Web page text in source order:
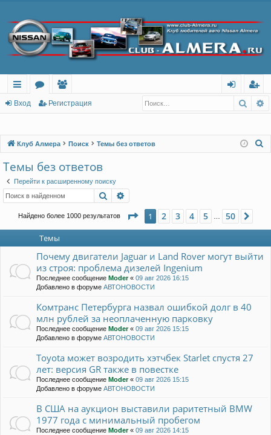
с
лк
о
м
ол
ов
ел
и
ег
тр
Вход Регистрация
Клуб Алмера Поиск Темы без ответов
Темы без ответов
Перейти к расширенному поиску
Поиск
Найдено более 1000 результатов Страница из 50
1 2 3 4 5 50
Темы
Почему двигатели Jaguar и Land Rover могут выйти
из строя: проблема дизелей Ingenium
Последнее сообщение Moder« 09 авг 2026 16:15
Добавлено в форуме АВТОНОВОСТИ
Комтранс Петербурга назвал ошибкой долг в 40
млн рублей за неоплаченную парковку
Последнее сообщение Moder« 09 авг 2026 15:15
Добавлено в форуме АВТОНОВОСТИ
Toyota может возродить хэтчбек Starlet спустя 27
лет: версия GR также в повестке
Последнее сообщение Moder« 09 авг 2026 15:15
Добавлено в форуме АВТОНОВОСТИ
В США на аукцион выставили раритетный BMW
1977 года с минимальный пробегом
Последнее сообщение Moder« 09 авг 2026 14:15